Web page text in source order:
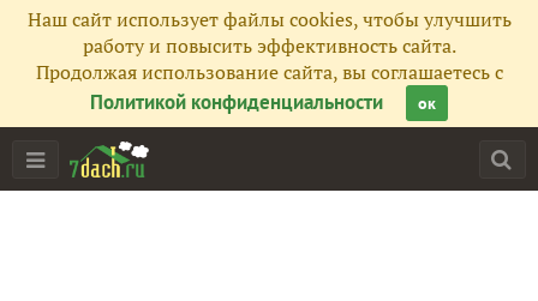
Наш сайт использует файлы cookies, чтобы улучшить
работу и повысить эффективность сайта.
Продолжая использование сайта, вы соглашаетесь с
Политикой конфиденциальности
ок